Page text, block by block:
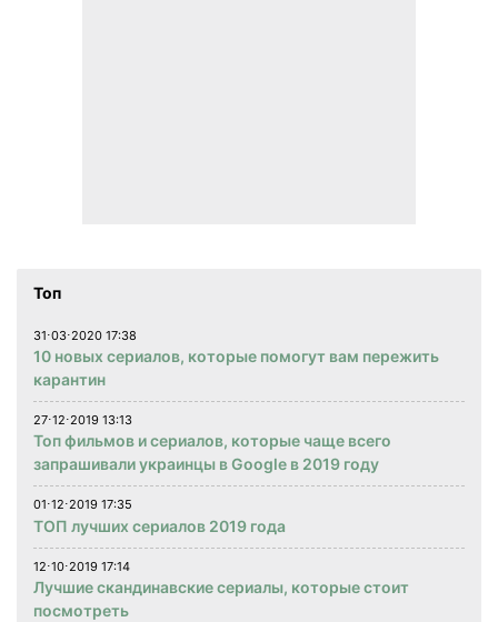
Топ
31⋅03⋅2020 17:38
10 новых сериалов, которые помогут вам пережить
карантин
27⋅12⋅2019 13:13
Топ фильмов и сериалов, которые чаще всего
запрашивали украинцы в Google в 2019 году
01⋅12⋅2019 17:35
ТОП лучших сериалов 2019 года
12⋅10⋅2019 17:14
Лучшие скандинавские сериалы, которые стоит
посмотреть